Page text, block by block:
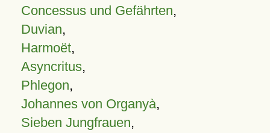
Concessus und Gefährten,
Duvian,
Harmoët,
Asyncritus,
Phlegon,
Johannes von Organyà,
Sieben Jungfrauen,